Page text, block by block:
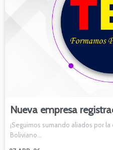
Nueva empresa
¡Seguimos sumando aliados por
Boliviano…